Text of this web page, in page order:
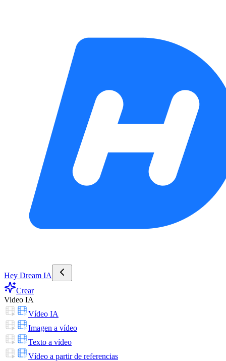
Hey Dream IA
Crear
Video IA
Vídeo IA
Imagen a vídeo
Texto a vídeo
Vídeo a partir de referencias